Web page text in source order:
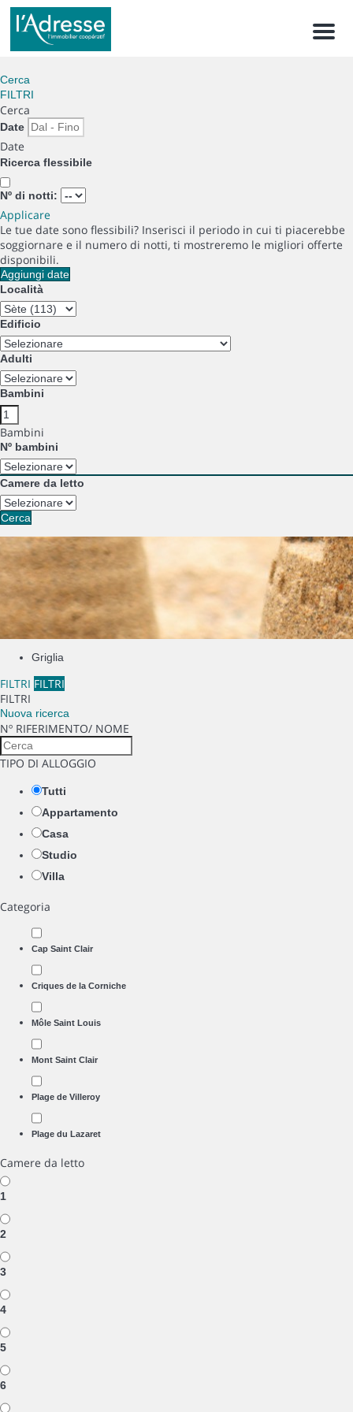
Menu
Cerca
FILTRI
Cerca
Date
Date
Ricerca flessibile
Nº di notti:
Applicare
Le tue date sono flessibili? Inserisci il periodo in cui ti piacerebbe
soggiornare e il numero di notti, ti mostreremo le migliori offerte
disponibili.
Aggiungi date
Località
Edificio
Adulti
Bambini
Bambini
Nº bambini
Camere da letto
Cerca
Griglia
FILTRI FILTRI
FILTRI
Nuova ricerca
Nº RIFERIMENTO/ NOME
TIPO DI ALLOGGIO
Tutti
Appartamento
Casa
Studio
Villa
Categoria
Cap Saint Clair
Criques de la Corniche
Môle Saint Louis
Mont Saint Clair
Plage de Villeroy
Plage du Lazaret
Camere da letto
1
2
3
4
5
6